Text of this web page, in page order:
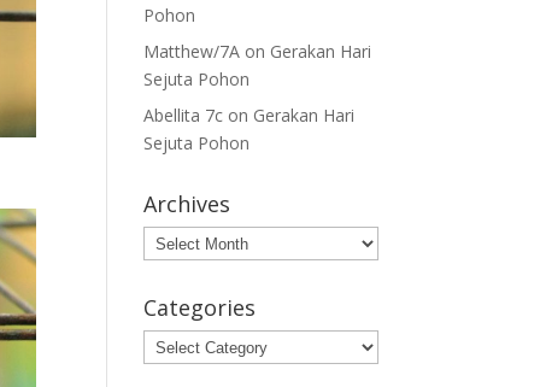
Pohon
Matthew/7A on Gerakan Hari
Sejuta Pohon
Abellita 7c on Gerakan Hari
Sejuta Pohon
Archives
Archives
Categories
Categories